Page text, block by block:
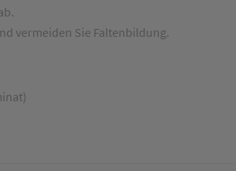
vermeiden Sie Faltenbildung.